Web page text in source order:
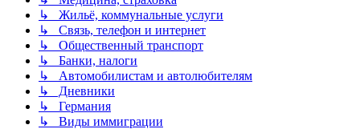
↳ Жильё, коммунальные услуги
↳ Связь, телефон и интернет
↳ Общественный транспорт
↳ Банки, налоги
↳ Автомобилистам и автолюбителям
↳ Дневники
↳ Германия
↳ Виды иммиграции